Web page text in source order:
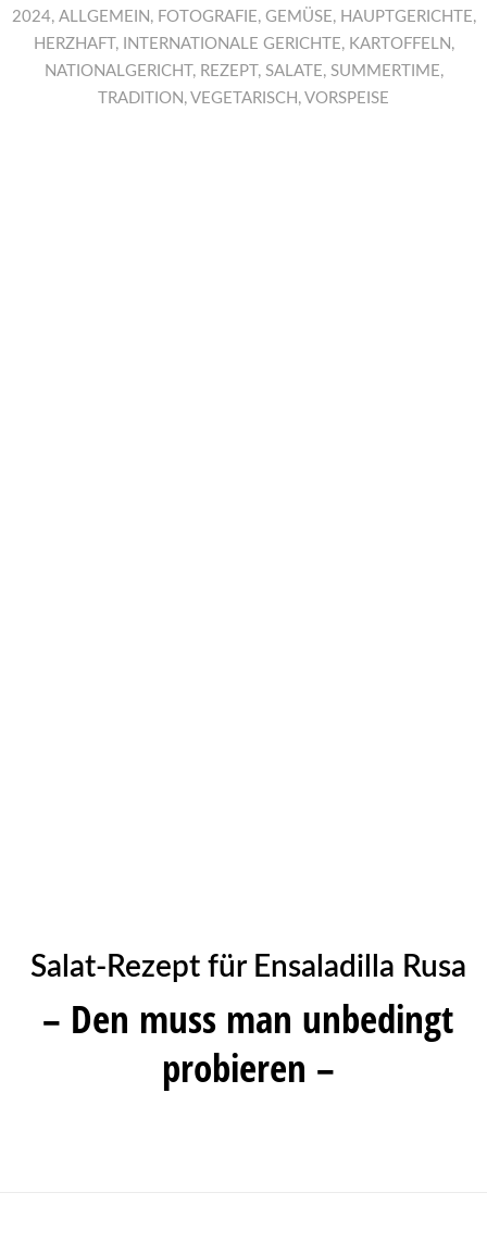
2024, ALLGEMEIN , FOTOGRAFIE, GEMÜSE, HAUPTGERICHTE,
HERZHAFT , INTERNATIONALE GERICHTE, KARTOFFELN ,
NATIONALGERICHT , REZEPT , SALATE, SUMMERTIME,
TRADITION , VEGETARISCH , VORSPEISE
Salat-Rezept für Ensaladilla Rusa
– Den muss man unbedingt
probieren –